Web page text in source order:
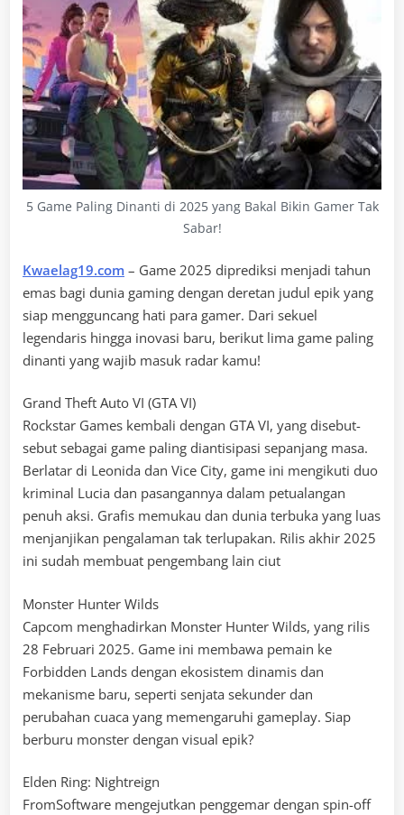
5 Game Paling Dinanti di 2025 yang Bakal Bikin Gamer Tak
Sabar!
Kwaelag19.com – Game 2025 diprediksi menjadi tahun
emas bagi dunia gaming dengan deretan judul epik yang
siap mengguncang hati para gamer. Dari sekuel
legendaris hingga inovasi baru, berikut lima game paling
dinanti yang wajib masuk radar kamu!
Grand Theft Auto VI (GTA VI)
Rockstar Games kembali dengan GTA VI, yang disebut-
sebut sebagai game paling diantisipasi sepanjang masa.
Berlatar di Leonida dan Vice City, game ini mengikuti duo
kriminal Lucia dan pasangannya dalam petualangan
penuh aksi. Grafis memukau dan dunia terbuka yang luas
menjanjikan pengalaman tak terlupakan. Rilis akhir 2025
ini sudah membuat pengembang lain ciut
Monster Hunter Wilds
Capcom menghadirkan Monster Hunter Wilds, yang rilis
28 Februari 2025. Game ini membawa pemain ke
Forbidden Lands dengan ekosistem dinamis dan
mekanisme baru, seperti senjata sekunder dan
perubahan cuaca yang memengaruhi gameplay. Siap
berburu monster dengan visual epik?
Elden Ring: Nightreign
FromSoftware mengejutkan penggemar dengan spin-off